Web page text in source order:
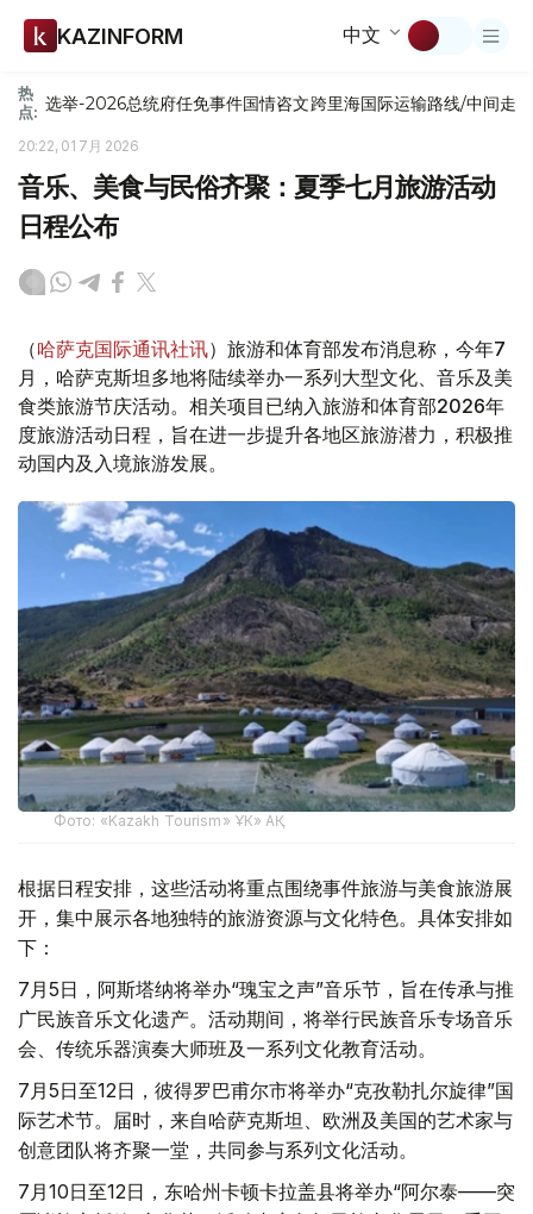
KAZINFORM 中文
热
点: 选举-2026总统府任免事件国情咨文跨里海国际运输路线/中间走廊
20:22, 01 7月 2026
音乐、美食与民俗齐聚：夏季七月旅游活动
日程公布
（哈萨克国际通讯社讯）旅游和体育部发布消息称，今年7
月，哈萨克斯坦多地将陆续举办一系列大型文化、音乐及美
食类旅游节庆活动。相关项目已纳入旅游和体育部2026年
度旅游活动日程，旨在进一步提升各地区旅游潜力，积极推
动国内及入境旅游发展。
Фото: «Kazakh Tourism» ҰК» АҚ
根据日程安排，这些活动将重点围绕事件旅游与美食旅游展
开，集中展示各地独特的旅游资源与文化特色。具体安排如
下：
7月5日，阿斯塔纳将举办“瑰宝之声”音乐节，旨在传承与推
广民族音乐文化遗产。活动期间，将举行民族音乐专场音乐
会、传统乐器演奏大师班及一系列文化教育活动。
7月5日至12日，彼得罗巴甫尔市将举办“克孜勒扎尔旋律”国
际艺术节。届时，来自哈萨克斯坦、欧洲及美国的艺术家与
创意团队将齐聚一堂，共同参与系列文化活动。
7月10日至12日，东哈州卡顿卡拉盖县将举办“阿尔泰——突